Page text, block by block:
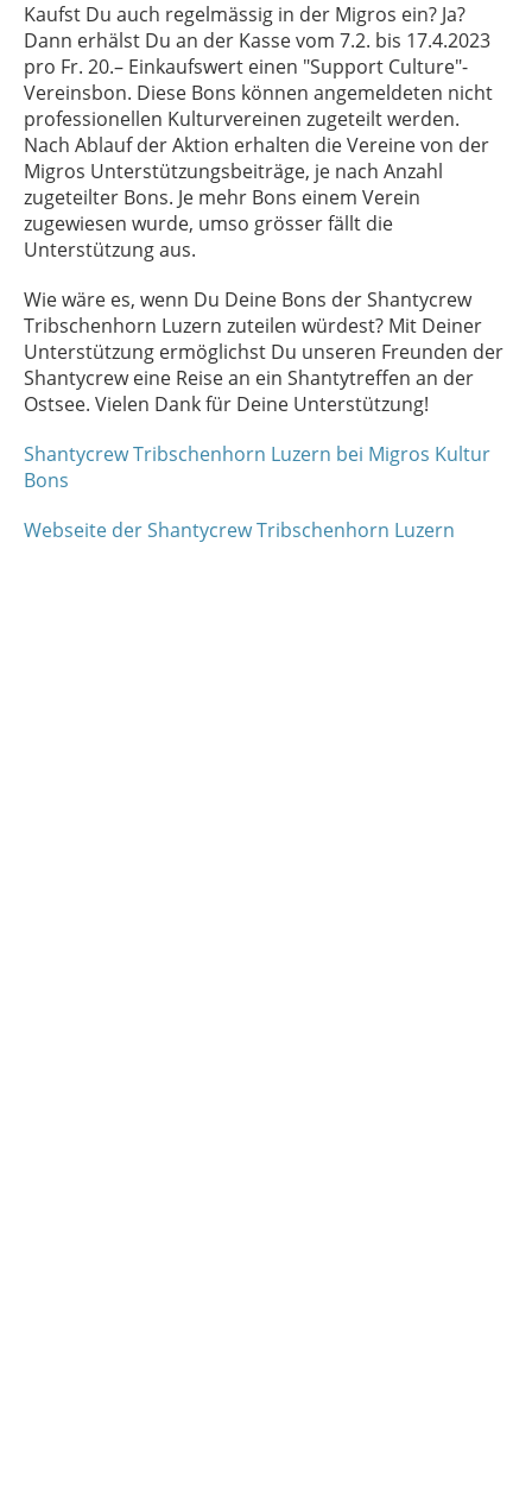
Kaufst Du auch regelmässig in der Migros ein? Ja?
Dann erhälst Du an der Kasse vom 7.2. bis 17.4.2023
pro Fr. 20.– Einkaufswert einen "Support Culture"-
Vereinsbon. Diese Bons können angemeldeten nicht
professionellen Kulturvereinen zugeteilt werden.
Nach Ablauf der Aktion erhalten die Vereine von der
Migros Unterstützungsbeiträge, je nach Anzahl
zugeteilter Bons. Je mehr Bons einem Verein
zugewiesen wurde, umso grösser fällt die
Unterstützung aus.
Wie wäre es, wenn Du Deine Bons der Shantycrew
Tribschenhorn Luzern zuteilen würdest? Mit Deiner
Unterstützung ermöglichst Du unseren Freunden der
Shantycrew eine Reise an ein Shantytreffen an der
Ostsee. Vielen Dank für Deine Unterstützung!
Shantycrew Tribschenhorn Luzern bei Migros Kultur
Bons
Webseite der Shantycrew Tribschenhorn Luzern